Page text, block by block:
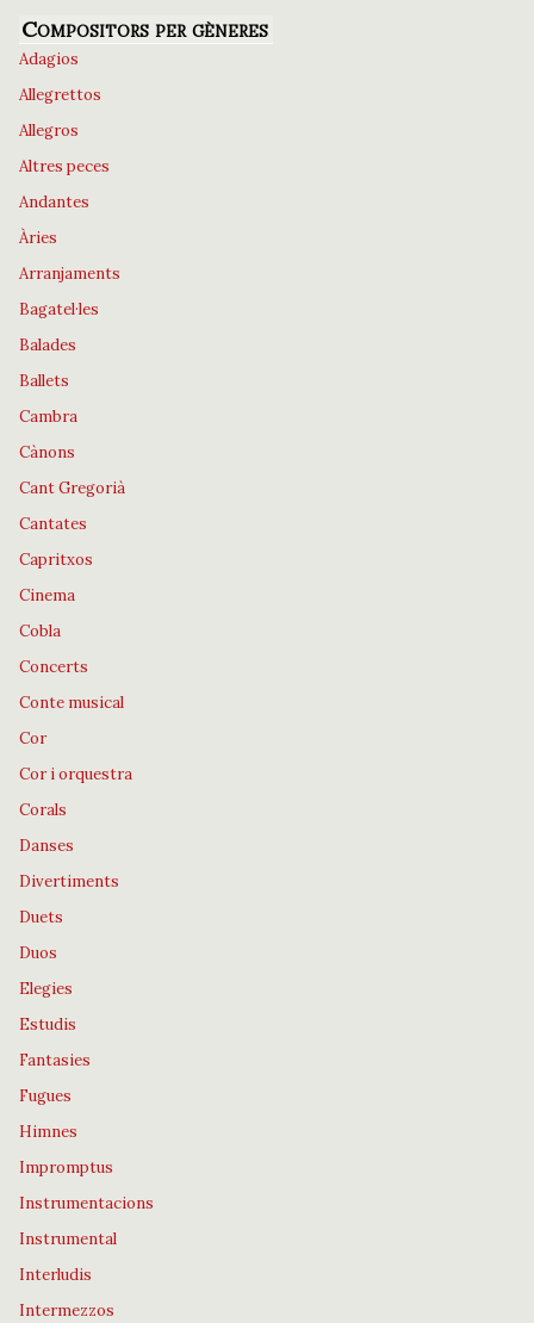
Compositors per gèneres
Adagios
Allegrettos
Allegros
Altres peces
Andantes
Àries
Arranjaments
Bagatel·les
Balades
Ballets
Cambra
Cànons
Cant Gregorià
Cantates
Capritxos
Cinema
Cobla
Concerts
Conte musical
Cor
Cor i orquestra
Corals
Danses
Divertiments
Duets
Duos
Elegies
Estudis
Fantasies
Fugues
Himnes
Impromptus
Instrumentacions
Instrumental
Interludis
Intermezzos